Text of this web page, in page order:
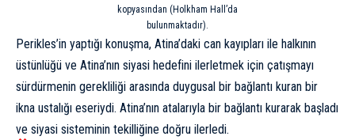
kopyasından (Holkham Hall’da
bulunmaktadır).
Perikles’in yaptığı konuşma, Atina’daki can kayıpları ile halkının
üstünlüğü ve Atina’nın siyasi hedefini ilerletmek için çatışmayı
sürdürmenin gerekliliği arasında duygusal bir bağlantı kuran bir
ikna ustalığı eseriydi. Atina’nın atalarıyla bir bağlantı kurarak başladı
ve siyasi sisteminin tekilliğine doğru ilerledi.